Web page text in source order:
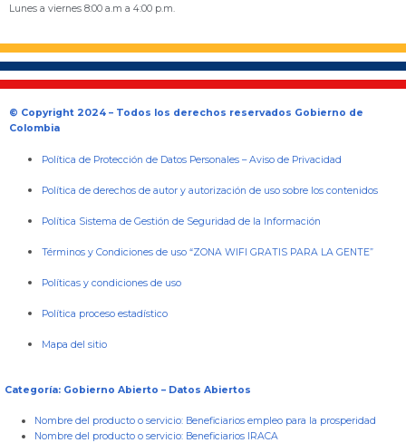
Lunes a viernes 8:00 a.m a 4:00 p.m.
© Copyright 2024 – Todos los derechos reservados Gobierno de
Colombia
Política de Protección de Datos Personales –Aviso de Privacidad
Política de derechos de autor y autorización de uso sobre los contenidos
Política Sistema de Gestión de Seguridad de la Información
Términos y Condiciones de uso “ZONA WIFI GRATIS PARA LA GENTE”
Políticas y condiciones de uso
Política proceso estadístico
Mapa del sitio
Categoría: Gobierno Abierto – Datos Abiertos
Nombre del producto o servicio: Beneficiarios empleo para la prosperidad
Nombre del producto o servicio: Beneficiarios IRACA